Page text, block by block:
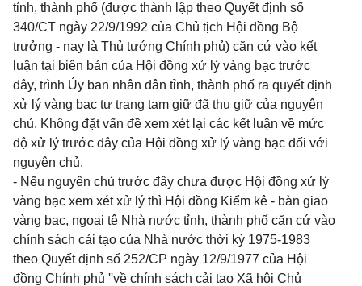
tỉnh, thành phố (được thành lập theo Quyết định số
340/CT ngày 22/9/1992 của Chủ tịch Hội đồng Bộ
trưởng - nay là Thủ tướng Chính phủ) căn cứ vào kết
luận tại biên bản của Hội đồng xử lý vàng bạc trước
đây, trình Ủy ban nhân dân tỉnh, thành phố ra quyết định
xử lý vàng bạc tư trang tạm giữ đã thu giữ của nguyên
chủ. Không đặt vấn đề xem xét lại các kết luận về mức
độ xử lý trước đây của Hội đồng xử lý vàng bạc đối với
nguyên chủ.
- Nếu nguyên chủ trước đây chưa được Hội đồng xử lý
vàng bạc xem xét xử lý thì Hội đồng Kiểm kê - bàn giao
vàng bạc, ngoại tệ Nhà nước tỉnh, thành phố căn cứ vào
chính sách cải tạo của Nhà nước thời kỳ 1975-1983
theo Quyết định số 252/CP ngày 12/9/1977 của Hội
đồng Chính phủ ''về chính sách cải tạo Xã hội Chủ